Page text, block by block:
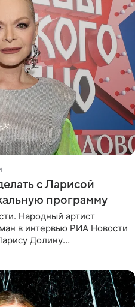
с Ларисой
программу
Народный артист
в интервью РИА Новости
Долину